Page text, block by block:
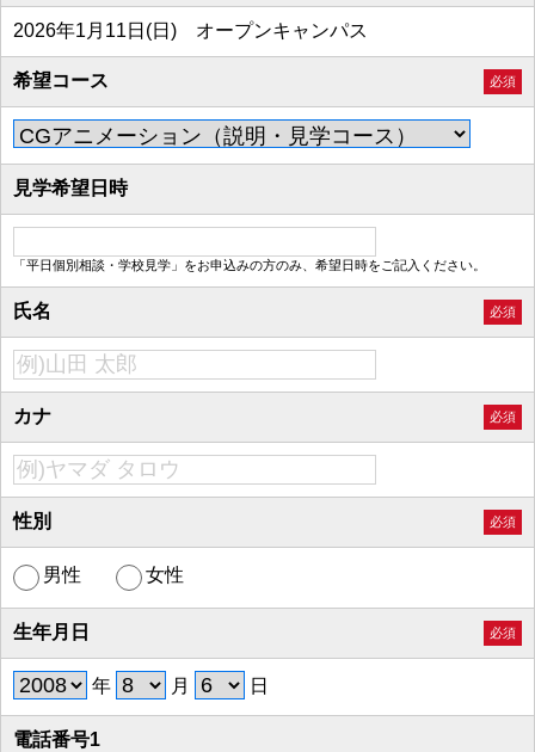
2026年1月11日(日) オープンキャンパス
希望コース 必須
見学希望日時
「平日個別相談・学校見学」をお申込みの方のみ、希望日時をご記入ください。
氏名 必須
カナ 必須
性別 必須
男性 女性
生年月日 必須
年 月 日
電話番号1